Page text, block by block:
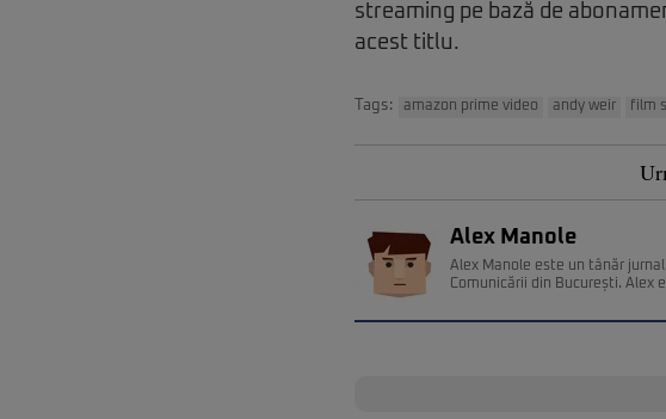
streaming pe bază de
acest titlu.
Tags: amazon prime video andy weir film
Alex Manole
Alex Manole este un tânăr
Comunicării din București. Alex